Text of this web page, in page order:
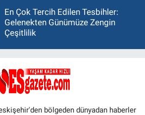
En Çok Tercih Edilen Tesbihler:
Gelenekten Günümüze Zengin
Çeşitlilik
bölgeden dünyadan haberler